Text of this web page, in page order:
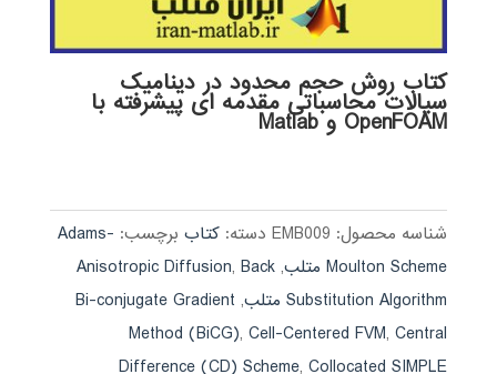
کتاب روش حجم محدود در دینامیک
سیالات محاسباتی مقدمه ای پیشرفته با
OpenFOAM و Matlab
شناسه محصول: EMB009 دسته: کتاب برچسب: Adams-
Moulton Scheme متلب
,
Anisotropic Diffusion,Back
Substitution Algorithm متلب
,
Bi-conjugate Gradient
Method (BiCG),Cell-Centered FVM,Central
Difference (CD) Scheme,Collocated SIMPLE